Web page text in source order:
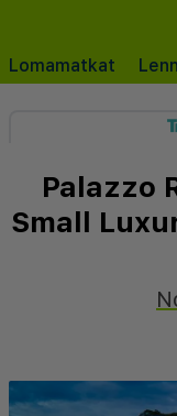
Lomamatkat
Palazzo
Small